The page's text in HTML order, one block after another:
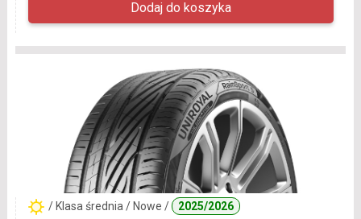
/ Klasa średnia / Nowe / 2025/2026